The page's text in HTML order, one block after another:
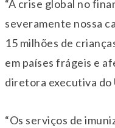
“A crise global no
severamente nossa
15 milhões de
em países frágeis e
diretora executiva do
“Os serviços de